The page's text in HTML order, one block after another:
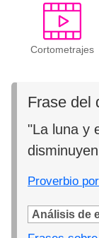
Cortometrajes
Frase del
"La luna y
Proverbio
Análisis de